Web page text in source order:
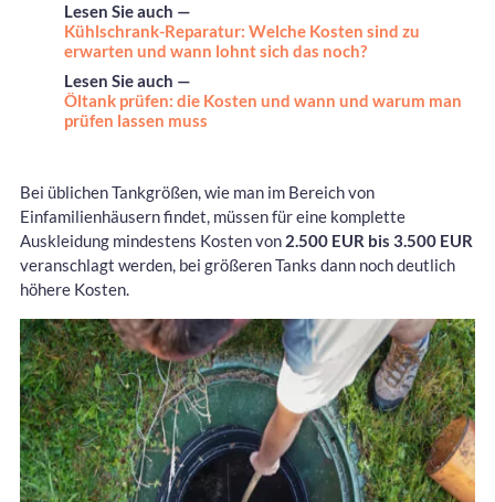
Lesen Sie auch —
Kühlschrank-Reparatur: Welche Kosten sind zu
erwarten und wann lohnt sich das noch?
Lesen Sie auch —
Öltank prüfen: die Kosten und wann und warum man
prüfen lassen muss
Bei üblichen Tankgrößen, wie man im Bereich von
Einfamilienhäusern findet, müssen für eine komplette
Auskleidung mindestens Kosten von 2.500 EUR bis 3.500 EUR
veranschlagt werden, bei größeren Tanks dann noch deutlich
höhere Kosten.